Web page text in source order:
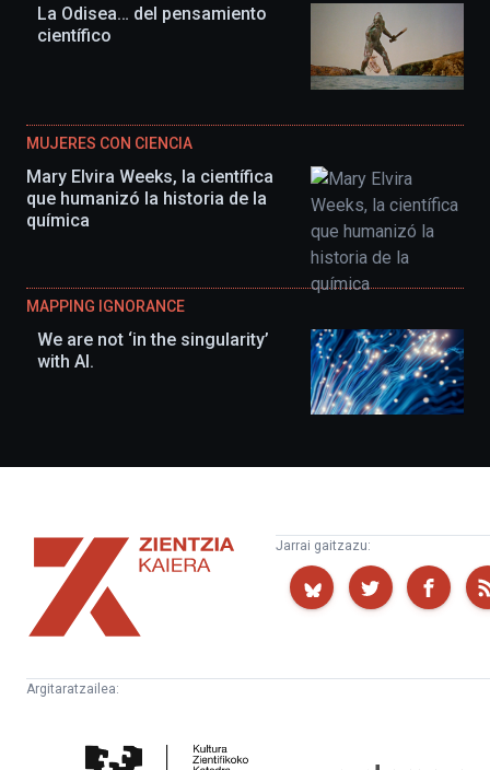
La Odisea… del pensamiento
científico
MUJERES CON CIENCIA
Mary Elvira Weeks, la científica
que humanizó la historia de la
química
MAPPING IGNORANCE
We are not ‘in the singularity’
with AI.
Zientzia
Kaiera
Jarrai gaitzazu:
Argitaratzailea:
Zientifikoko